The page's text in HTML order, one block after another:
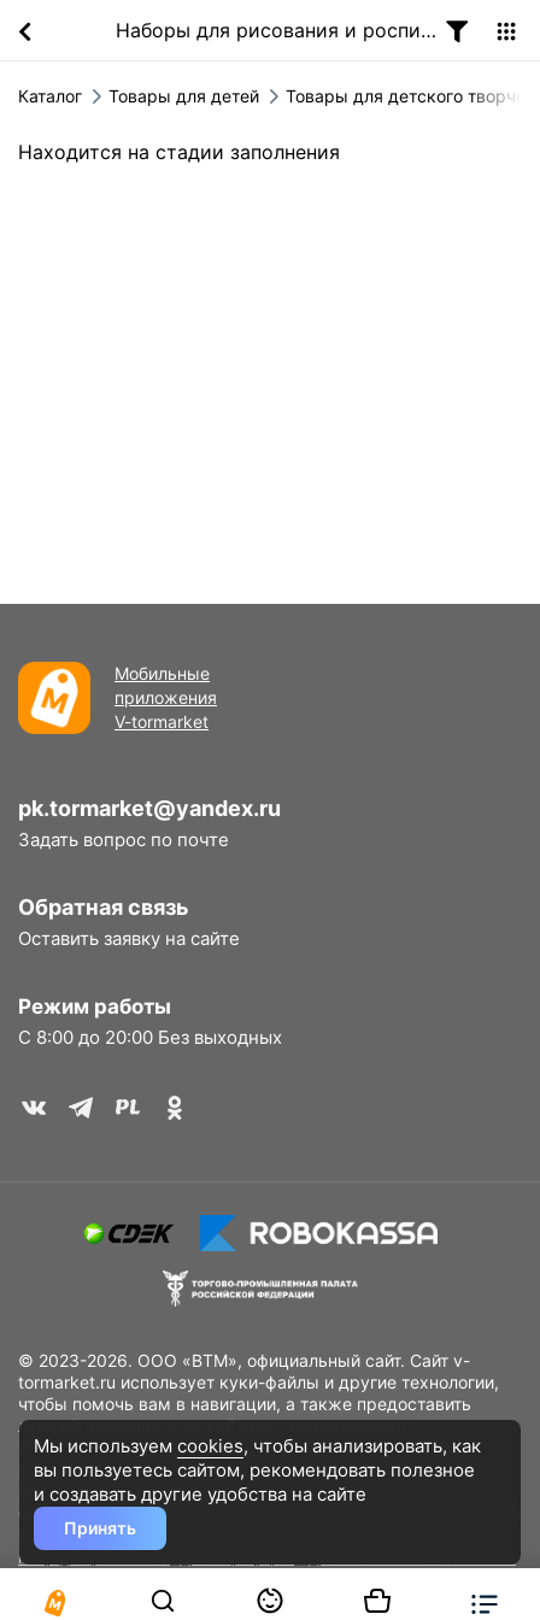
Наборы для рисования и росписи
Каталог Товары для детей Товары для детского
Находится на стадии заполнения
Мобильные
приложения
V-tormarket
pk.tormarket@yandex.ru
Задать вопрос по почте
Обратная связь
Оставить заявку на сайте
Режим работы
С 8:00 до 20:00 Без выходных
© 2023-2026. ООО «ВТМ», официальный сайт. Сайт v-
tormarket.ru использует куки-файлы и другие технологии,
чтобы помочь вам в навигации, а также предоставить
лучший пользовательский опыт, анализировать
использование наших продуктов и услуг, повысить
качество рекламных и маркетинговых активностей. Если
Вы не хотите, чтобы Ваши пользовательские данные
обрабатывались, пожалуйста, ограничьте их использование
в своём браузере.
конфиденциальности
Разработано DST Global
Мы используем cookies, чтобы анализировать, как
вы пользуетесь сайтом, рекомендовать полезное
и создавать другие удобства на сайте
Принять